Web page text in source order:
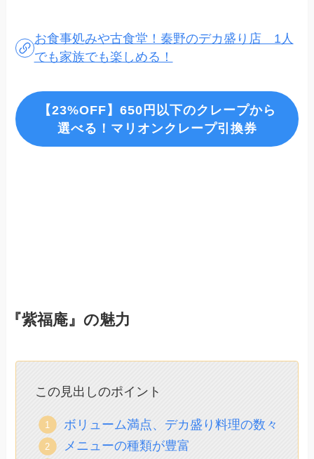
お食事処みや古食堂！秦野のデカ盛り店 1人
でも家族でも楽しめる！
【23%OFF】650円以下のクレープから
選べる！マリオンクレープ引換券
『紫福庵』の魅力
この見出しのポイント
ボリューム満点、デカ盛り料理の数々
メニューの種類が豊富